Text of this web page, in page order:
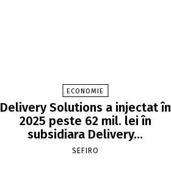
ECONOMIE
Delivery Solutions a injectat în
2025 peste 62 mil. lei în
subsidiara Delivery…
SEFIRO